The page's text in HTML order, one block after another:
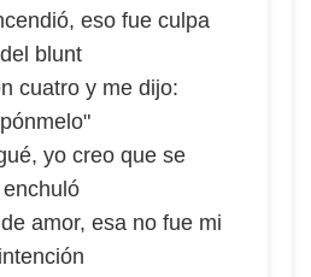
eso fue culpa
del blunt
cuatro y me dijo:
yo creo que se
enchuló
amor, esa no fue mi
intención